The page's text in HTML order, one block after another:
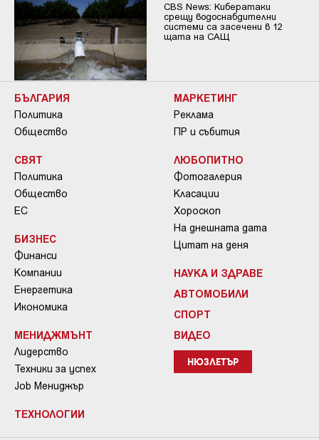
CBS News: Кибератаки
срещу водоснабдителни
системи са засечени в 12
щата на САЩ
БЪЛГАРИЯ
Политика
Общество
СВЯТ
Политика
Общество
ЕС
БИЗНЕС
Финанси
Компании
Енергетика
Икономика
МЕНИДЖМЪНТ
Лидерство
Техники за успех
Job Мениджър
ТЕХНОЛОГИИ
МАРКЕТИНГ
Реклама
ПР и събития
ЛЮБОПИТНО
Фотогалерия
Класации
Хороскоп
На днешната дата
Цитат на деня
НАУКА И ЗДРАВЕ
АВТОМОБИЛИ
СПОРТ
ВИДЕО
НЮЗЛЕТЪР